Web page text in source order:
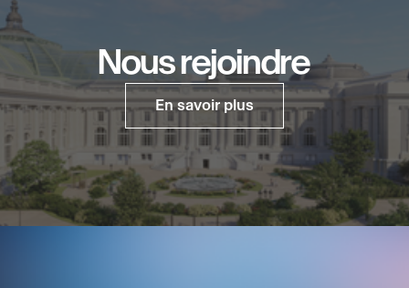
Nous rejoindre
En savoir plus